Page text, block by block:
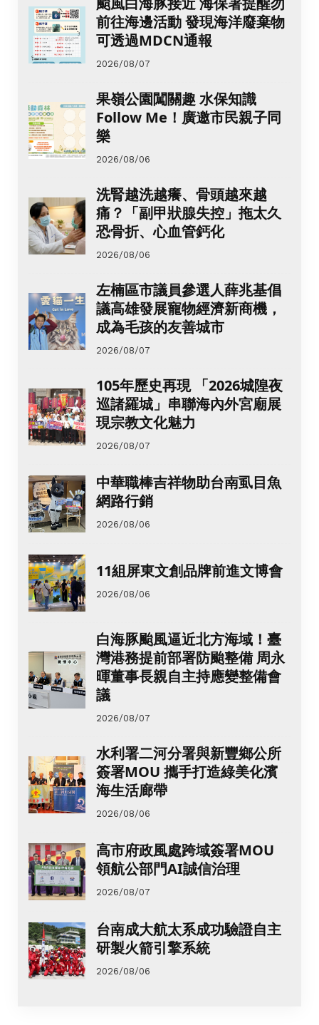
前往海邊活動 發現海洋廢棄物
可透過MDCN通報
2026/08/07
果嶺公園闖關趣 水保知識
Follow Me！廣邀市民親子同
樂
2026/08/06
洗腎越洗越癢、骨頭越來越
痛？「副甲狀腺失控」拖太久
恐骨折、心血管鈣化
2026/08/06
左楠區市議員參選人薛兆基倡
議高雄發展寵物經濟新商機，
成為毛孩的友善城市
2026/08/07
105年歷史再現 「2026城隍夜
巡諸羅城」串聯海內外宮廟展
現宗教文化魅力
2026/08/07
中華職棒吉祥物助台南虱目魚
網路行銷
2026/08/06
11組屏東文創品牌前進文博會
2026/08/06
白海豚颱風逼近北方海域！臺
灣港務提前部署防颱整備 周永
暉董事長親自主持應變整備會
議
2026/08/07
水利署二河分署與新豐鄉公所
簽署MOU 攜手打造綠美化濱
海生活廊帶
2026/08/06
高市府政風處跨域簽署MOU
領航公部門AI誠信治理
2026/08/07
台南成大航太系成功驗證自主
研製火箭引擎系統
2026/08/06